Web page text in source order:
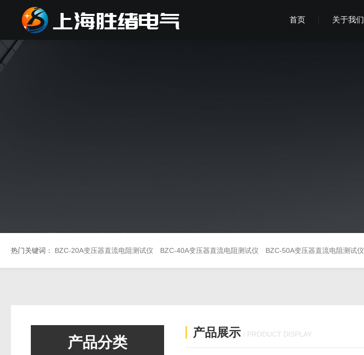
首页 关于我们
热门关键词： BZC-20A变压器直流电阻测试仪 BZC-40A变压器直流电阻测试仪 BZC-50A变压器直流电阻测试仪
产品分类
产品展示 / PRODUCT DISPLAY